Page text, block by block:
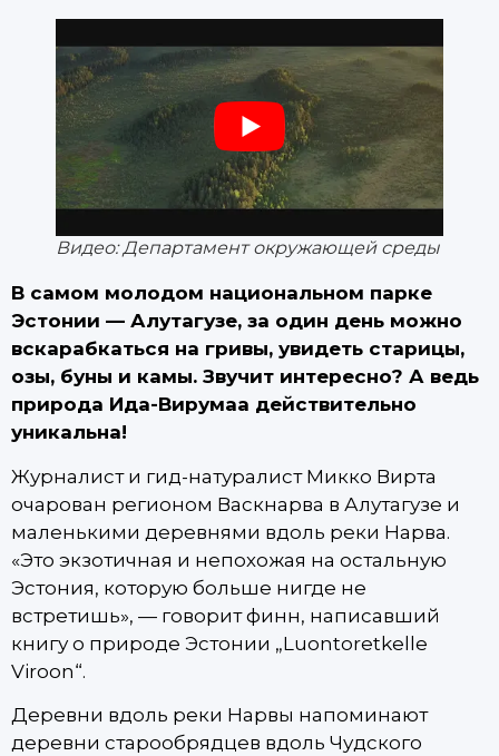
Видео: Департамент окружающей среды
В самом молодом национальном парке
Эстонии — Алутагузе, за один день можно
вскарабкаться на гривы, увидеть старицы,
озы, буны и камы. Звучит интересно? А ведь
природа Ида-Вирумаа действительно
уникальна!
Журналист и гид-натуралист Микко Вирта
очарован регионом Васкнарва в Алутагузе и
маленькими деревнями вдоль реки Нарва.
«Это экзотичная и непохожая на остальную
Эстония, которую больше нигде не
встретишь», — говорит финн, написавший
книгу о природе Эстонии „Luontoretkelle
Viroon“.
Деревни вдоль реки Нарвы напоминают
деревни старообрядцев вдоль Чудского